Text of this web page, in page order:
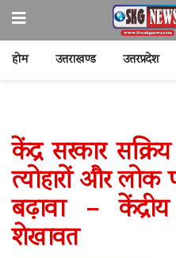
होम उत्तराखण्ड उत्तरप्रदेश
केंद्र सरकार
त्योहारों और लोक
बढ़ावा –
शेखावत